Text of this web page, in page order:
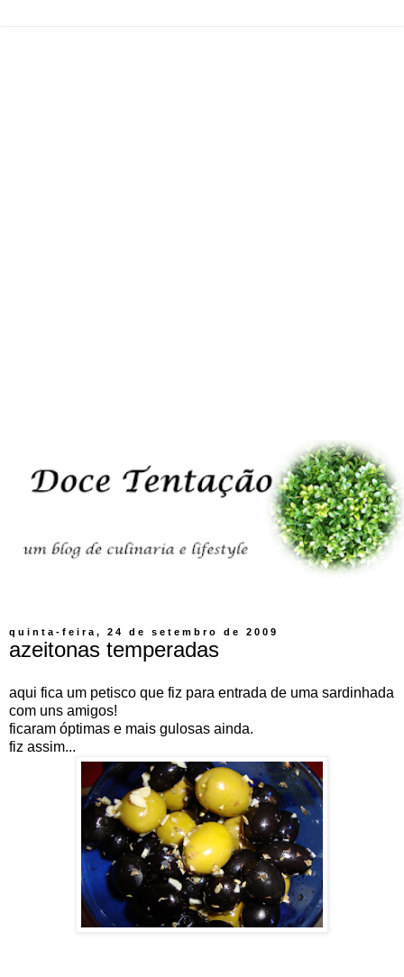
quinta-feira, 24 de setembro de 2009
azeitonas temperadas
aqui fica um petisco que fiz para entrada de uma sardinhada
com uns amigos!
ficaram óptimas e mais gulosas ainda.
fiz assim...